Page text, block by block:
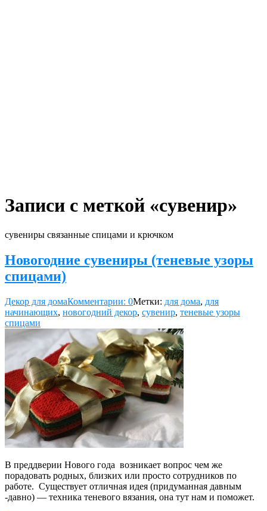
Записи с меткой «сувенир»
сувениры связанные спицами и крючком
Новогодние сувениры (теневые узоры
спицами)
Декор для домаКомментарии: 0Метки: для дома, для
начинающих, новогодний декор, сувенир, теневые узоры
спицами
В преддверии Нового года возникает вопрос чем же
порадовать родных, близких или просто сотрудников по
работе. Существует отличная идея (придуманная давным
-давно) — техника теневого вязания, она тут нам и поможет.